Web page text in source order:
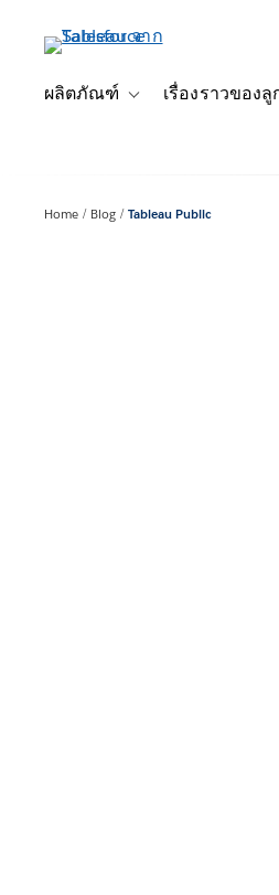
เนื้อหาผลิตภัณฑ์
Toggle sub-
เรื่องราวของลู
Home Blog Tableau Public